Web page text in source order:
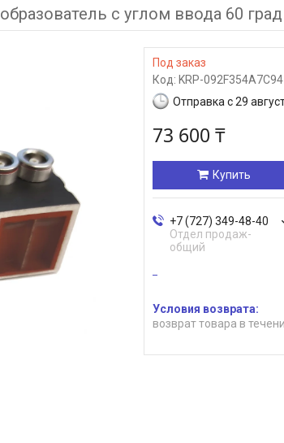
с углом ввода 60 град
Под заказ
Код: KRP-092F354A7C94
Отправка с 29
73 600 ₸
Купить
+7 (727) 349-48-40
Отдел продаж-
общий
возврат товара в